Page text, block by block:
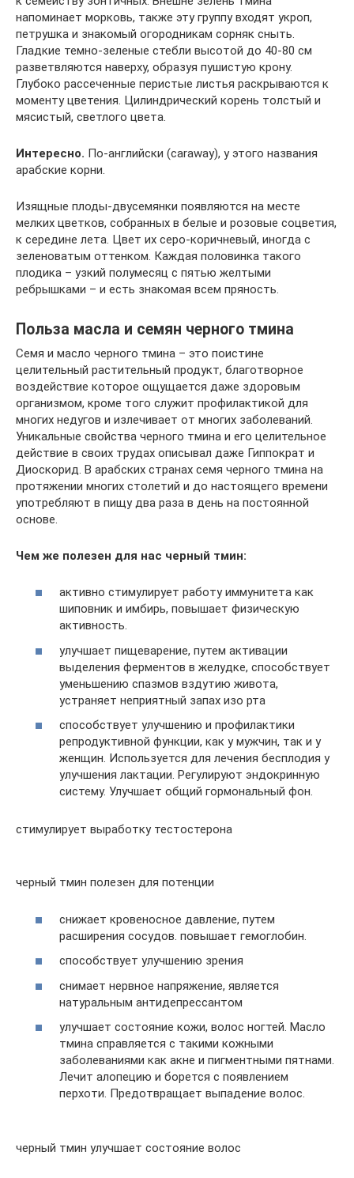
напоминает морковь, также эту группу входят укроп,
петрушка и знакомый огородникам сорняк сныть.
Гладкие темно-зеленые стебли высотой до 40-80 см
разветвляются наверху, образуя пушистую крону.
Глубоко рассеченные перистые листья раскрываются к
моменту цветения. Цилиндрический корень толстый и
мясистый, светлого цвета.
Интересно. По-английски (caraway), у этого названия
арабские корни.
Изящные плоды-двусемянки появляются на месте
мелких цветков, собранных в белые и розовые соцветия,
к середине лета. Цвет их серо-коричневый, иногда с
зеленоватым оттенком. Каждая половинка такого
плодика – узкий полумесяц с пятью желтыми
ребрышками – и есть знакомая всем пряность.
Польза масла и семян черного тмина
Семя и масло черного тмина – это поистине
целительный растительный продукт, благотворное
воздействие которое ощущается даже здоровым
организмом, кроме того служит профилактикой для
многих недугов и излечивает от многих заболеваний.
Уникальные свойства черного тмина и его целительное
действие в своих трудах описывал даже Гиппократ и
Диоскорид. В арабских странах семя черного тмина на
протяжении многих столетий и до настоящего времени
употребляют в пищу два раза в день на постоянной
основе.
Чем же полезен для нас черный тмин:
активно стимулирует работу иммунитета как
шиповник и имбирь, повышает физическую
активность.
улучшает пищеварение, путем активации
выделения ферментов в желудке, способствует
уменьшению спазмов вздутию живота,
устраняет неприятный запах изо рта
способствует улучшению и профилактики
репродуктивной функции, как у мужчин, так и у
женщин. Используется для лечения бесплодия у
улучшения лактации. Регулируют эндокринную
систему. Улучшает общий гормональный фон.
стимулирует выработку тестостерона
черный тмин полезен для потенции
снижает кровеносное давление, путем
расширения сосудов. повышает гемоглобин.
способствует улучшению зрения
снимает нервное напряжение, является
натуральным антидепрессантом
улучшает состояние кожи, волос ногтей. Масло
тмина справляется с такими кожными
заболеваниями как акне и пигментными пятнами.
Лечит алопецию и борется с появлением
перхоти. Предотвращает выпадение волос.
черный тмин улучшает состояние волос